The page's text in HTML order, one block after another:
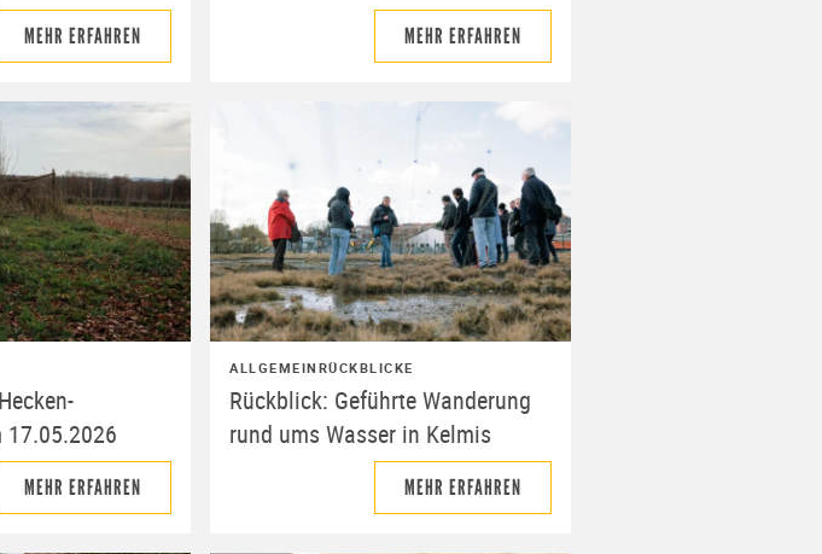
MEHR ERFAHREN MEHR ERFAHREN
17.05.2026
MEHR ERFAHREN
ALLGEMEIN RÜCKBLICKE
Rückblick: Geführte Wanderung
rund ums Wasser in Kelmis
MEHR ERFAHREN